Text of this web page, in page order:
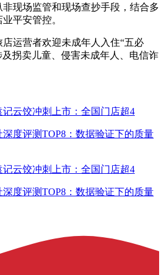
现场监管和现场查抄手段，结合多
平安管控。
运营者欢迎未成年人入住“五必
拐卖儿童、侵害未成年人、电信诈
记云饺冲刺上市：全国门店超4
深度评测TOP8：数据验证下的质量
记云饺冲刺上市：全国门店超4
深度评测TOP8：数据验证下的质量